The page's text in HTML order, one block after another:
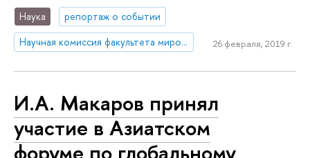
Наука
репортаж о событии
Научная комиссия факультета мировой экономики и мировой политики
26 февраля, 2019 г.
И.А. Макаров принял
участие в Азиатском